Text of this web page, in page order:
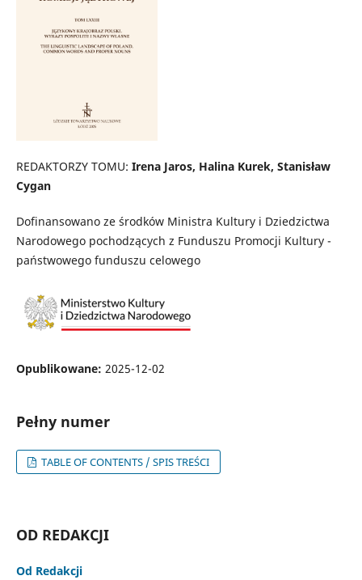
REDAKTORZY TOMU: Irena Jaros, Halina Kurek, Stanisław
Cygan
Dofinansowano ze środków Ministra Kultury i Dziedzictwa
Narodowego pochodzących z Funduszu Promocji Kultury -
państwowego funduszu celowego
Opublikowane: 2025-12-02
Pełny numer
TABLE OF CONTENTS / SPIS TREŚCI
OD REDAKCJI
Od Redakcji